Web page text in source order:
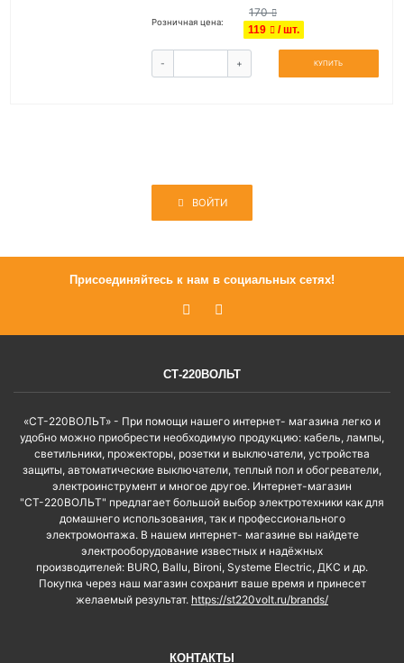
Розничная цена:
170
119 / шт.
- + КУПИТЬ
ВОЙТИ
Присоединяйтесь к нам в социальных сетях!
СТ-220ВОЛЬТ
«СТ-220ВОЛЬТ» - При помощи нашего интернет- магазина легко и
удобно можно приобрести необходимую продукцию: кабель, лампы,
светильники, прожекторы, розетки и выключатели, устройства
защиты, автоматические выключатели, теплый пол и обогреватели,
электроинструмент и многое другое. Интернет-магазин
"СТ-220ВОЛЬТ" предлагает большой выбор электротехники как для
домашнего использования, так и профессионального
электромонтажа. В нашем интернет- магазине вы найдете
электрооборудование известных и надёжных
производителей: BURO, Ballu, Bironi, Systeme Electric, ДКС и др.
Покупка через наш магазин сохранит ваше время и принесет
желаемый результат. https://st220volt.ru/brands/
КОНТАКТЫ